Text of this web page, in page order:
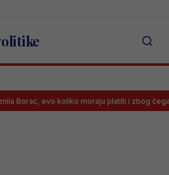
Borac, evo koliko moraju platiti i zbog čega